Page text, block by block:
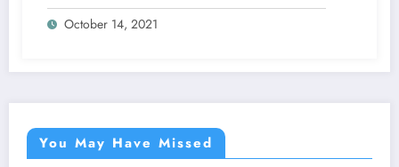
October 14, 2021
You May Have Missed